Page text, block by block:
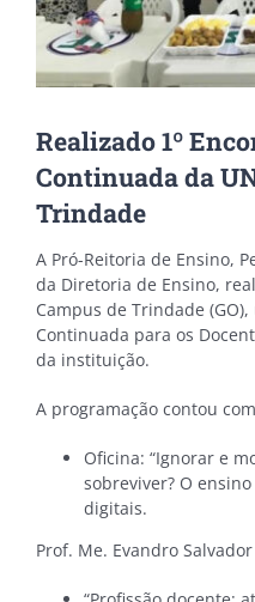
Realizado 1º
Continuada da
Trindade
A Pró-Reitoria de Ensino,
da Diretoria de Ensino,
Campus de Trindade
Continuada para os
da instituição.
A programação contou
Oficina: “Ignorar e
sobreviver? O
digitais.
Prof. Me. Evandro